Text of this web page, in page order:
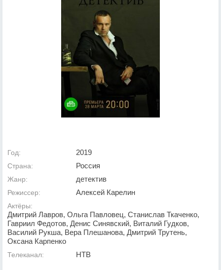
Год: 2019
Страна: Россия
Жанр: детектив
Режиссер: Алексей Карелин
Актёры:
Дмитрий Лавров, Ольга Павловец, Станислав Ткаченко,
Гавриил Федотов, Денис Синявский, Виталий Гудков,
Василий Рукша, Вера Плешанова, Дмитрий Трутень,
Оксана Карпенко
Телеканал: НТВ